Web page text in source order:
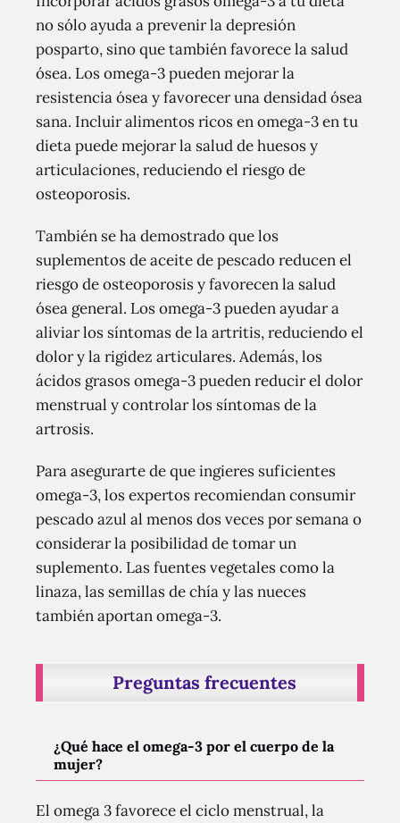
no sólo ayuda a prevenir la depresión
posparto, sino que también favorece la salud
ósea. Los omega-3 pueden mejorar la
resistencia ósea y favorecer una densidad ósea
sana. Incluir alimentos ricos en omega-3 en tu
dieta puede mejorar la salud de huesos y
articulaciones, reduciendo el riesgo de
osteoporosis.
También se ha demostrado que los
suplementos de aceite de pescado reducen el
riesgo de osteoporosis y favorecen la salud
ósea general. Los omega-3 pueden ayudar a
aliviar los síntomas de la artritis, reduciendo el
dolor y la rigidez articulares. Además, los
ácidos grasos omega-3 pueden reducir el dolor
menstrual y controlar los síntomas de la
artrosis.
Para asegurarte de que ingieres suficientes
omega-3, los expertos recomiendan consumir
pescado azul al menos dos veces por semana o
considerar la posibilidad de tomar un
suplemento. Las fuentes vegetales como la
linaza, las semillas de chía y las nueces
también aportan omega-3.
Preguntas frecuentes
¿Qué hace el omega-3 por el cuerpo de la
mujer?
El omega 3 favorece el ciclo menstrual, la